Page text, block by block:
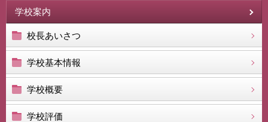
学校案内
校長あいさつ
学校基本情報
学校概要
学校評価